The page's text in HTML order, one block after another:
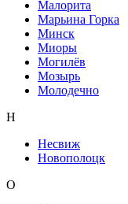
Малорита
Марьина Горка
Минск
Миоры
Могилёв
Мозырь
Молодечно
Н
Несвиж
Новополоцк
О